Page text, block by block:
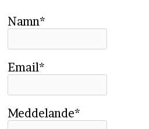
Namn*
Email*
Meddelande*